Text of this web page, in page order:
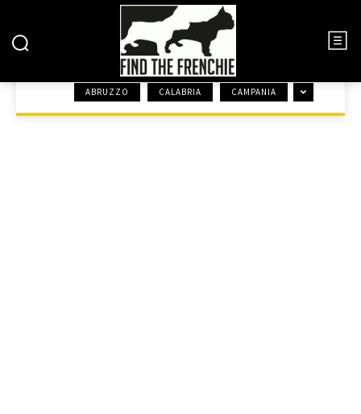
ALLEVAMENTI ENCI
ABRUZZO CALABRIA CAMPANIA